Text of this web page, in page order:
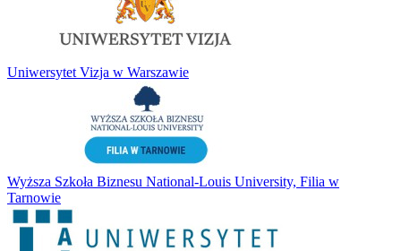
Uniwersytet Vizja w Warszawie
Wyższa Szkoła Biznesu National-Louis University, Filia w
Tarnowie